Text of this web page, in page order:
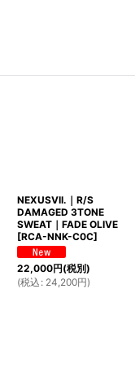
NEXUSVII.｜R/S
DAMAGED 3TONE
SWEAT｜FADE OLIVE
[RCA-NNK-C0C]
22,000円(税別)
(税込 : 24,200円)